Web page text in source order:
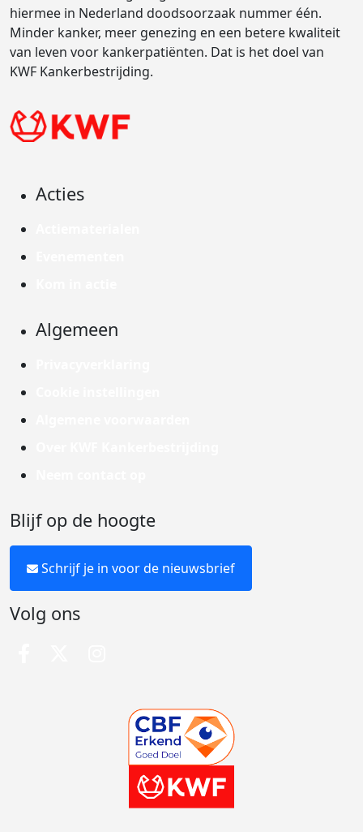
hiermee in Nederland doodsoorzaak nummer één.
Minder kanker, meer genezing en een betere kwaliteit
van leven voor kankerpatiënten. Dat is het doel van
KWF Kankerbestrijding.
Acties
Algemeen
Blijf op de hoogte
Schrijf je in voor de nieuwsbrief
Volg ons